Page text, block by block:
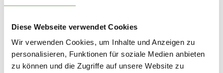
Diese Webseite verwendet Cookies
Wir verwenden Cookies, um Inhalte und Anzeigen zu
personalisieren, Funktionen für soziale Medien anbieten
zu können und die Zugriffe auf unsere Website zu
www.schenna.com
Preise
Erwachsene
35 €Erwachense